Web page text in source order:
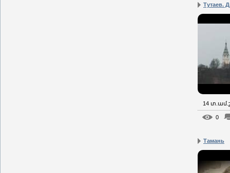
Тутаев.
14
0
Тамань